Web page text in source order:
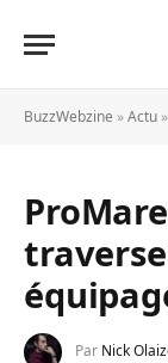
BuzzWebzine »Actu »
Par Nick